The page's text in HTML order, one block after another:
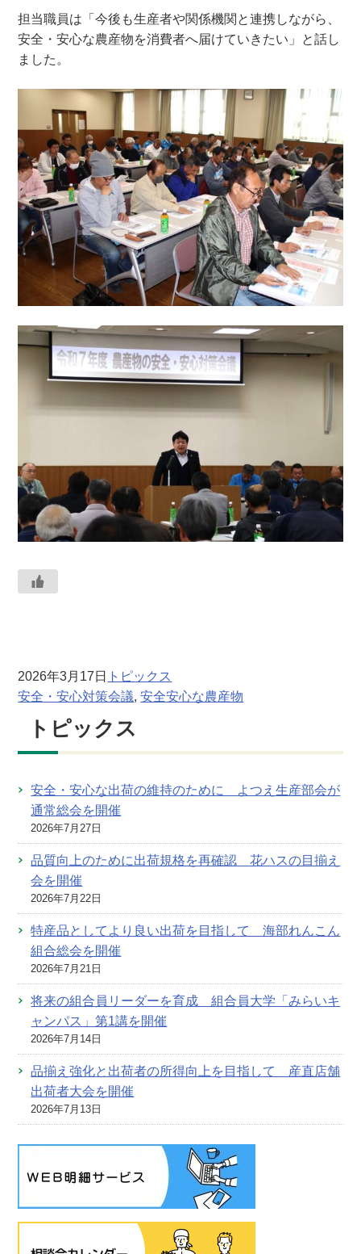
担当職員は「今後も生産者や関係機関と連携しながら、
安全・安心な農産物を消費者へ届けていきたい」と話し
ました。
2026年3月17日 トピックス
安全・安心対策会議, 安全安心な農産物
トピックス
安全・安心な出荷の維持のために よつえ生産部会が
通常総会を開催
2026年7月27日
品質向上のために出荷規格を再確認 花ハスの目揃え
会を開催
2026年7月22日
特産品としてより良い出荷を目指して 海部れんこん
組合総会を開催
2026年7月21日
将来の組合員リーダーを育成 組合員大学「みらいキ
ャンパス」第1講を開催
2026年7月14日
品揃え強化と出荷者の所得向上を目指して 産直店舗
出荷者大会を開催
2026年7月13日